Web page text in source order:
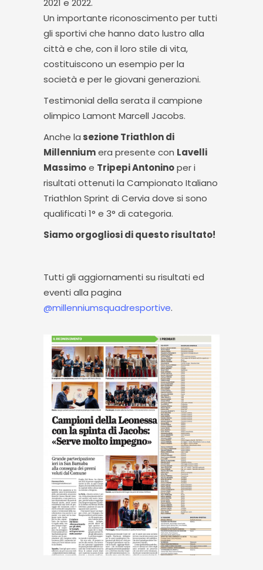
2021 e 2022.
Un importante riconoscimento per tutti
gli sportivi che hanno dato lustro alla
città e che, con il loro stile di vita,
costituiscono un esempio per la
società e per le giovani generazioni.
Testimonial della serata il campione
olimpico Lamont Marcell Jacobs.
Anche la sezione Triathlon di
Millenniumera presente con Lavelli
Massimoe Tripepi Antoninoper i
risultati ottenuti la Campionato Italiano
Triathlon Sprint di Cervia dove si sono
qualificati 1° e 3° di categoria.
Siamo orgogliosi di questo risultato!
Tutti gli aggiornamenti su risultati ed
eventi alla pagina
@millenniumsquadresportive.